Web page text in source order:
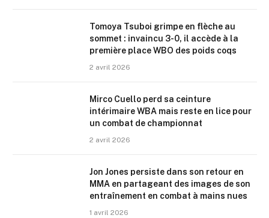
Tomoya Tsuboi grimpe en flèche au
sommet : invaincu 3-0, il accède à la
première place WBO des poids coqs
2 avril 2026
Mirco Cuello perd sa ceinture
intérimaire WBA mais reste en lice pour
un combat de championnat
2 avril 2026
Jon Jones persiste dans son retour en
MMA en partageant des images de son
entraînement en combat à mains nues
1 avril 2026